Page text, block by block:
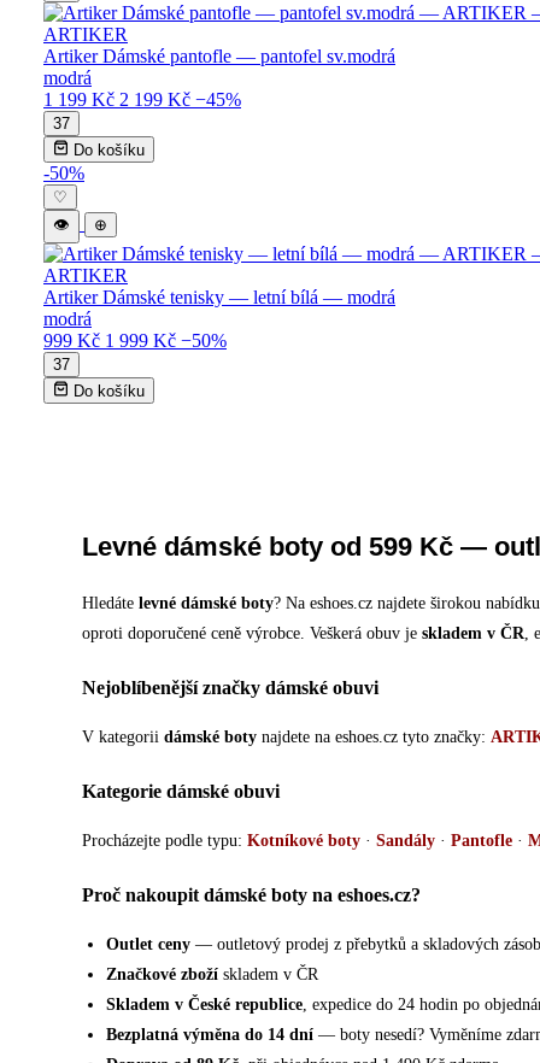
ARTIKER
Artiker Dámské pantofle — pantofel sv.modrá
modrá
1 199 Kč 2 199 Kč −45%
37
Do košíku
-50%
♡
👁
⊕
ARTIKER
Artiker Dámské tenisky — letní bílá — modrá
modrá
999 Kč 1 999 Kč −50%
37
Do košíku
Levné dámské boty od 599 Kč —
Hledáte levné dámské boty? Na eshoes.cz najdete širokou
oproti doporučené ceně výrobce. Veškerá obuv je skladem v ČR ,
Nejoblíbenější značky dámské obuvi
V kategorii dámské boty najdete na eshoes.cz tyto značky:
Kategorie dámské obuvi
Procházejte podle typu: Kotníkové boty · Sandály · Pantofle ·
Proč nakoupit dámské boty na eshoes.cz?
Outlet ceny — outletový prodej z přebytků a skladových zásob
Značkové zboží skladem v ČR
Skladem v České republice , expedice do 24 hodin po
Bezplatná výměna do 14 dní — boty nesedí? Vyměníme